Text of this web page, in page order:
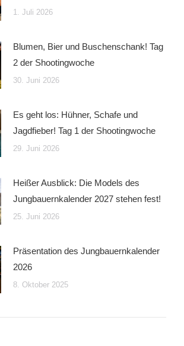
1. Juli 2026
Blumen, Bier und Buschenschank! Tag
2 der Shootingwoche
30. Juni 2026
Es geht los: Hühner, Schafe und
Jagdfieber! Tag 1 der Shootingwoche
29. Juni 2026
Heißer Ausblick: Die Models des
Jungbauernkalender 2027 stehen fest!
25. Juni 2026
Präsentation des Jungbauernkalender
2026
8. Oktober 2025